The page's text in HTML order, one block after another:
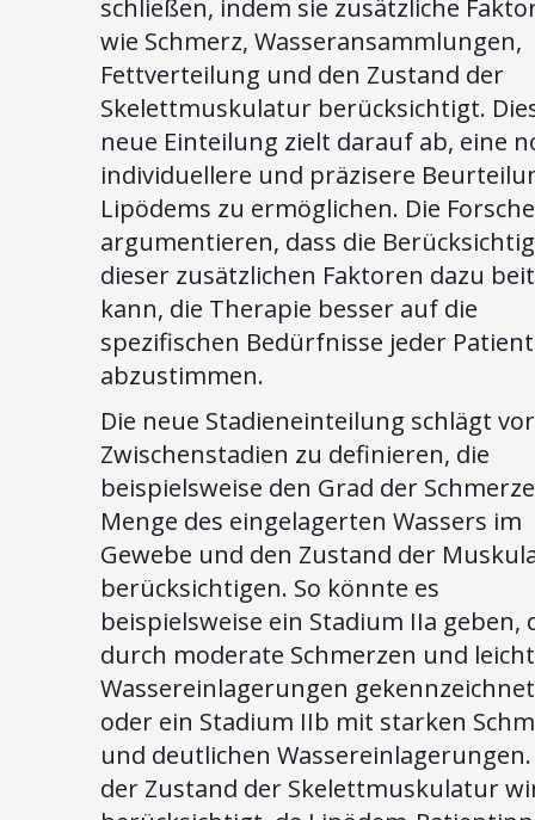
schließen, indem sie zusätzliche
wie Schmerz, Wasseransammlungen,
Fettverteilung und den Zustand der
Skelettmuskulatur berücksichtigt.
neue Einteilung zielt darauf ab, eine
individuellere und präzisere
Lipödems zu ermöglichen. Die
argumentieren, dass die
dieser zusätzlichen Faktoren dazu
kann, die Therapie besser auf die
spezifischen Bedürfnisse jeder
abzustimmen.
Die neue Stadieneinteilung schlägt
Zwischenstadien zu definieren, die
beispielsweise den Grad der
Menge des eingelagerten Wassers im
Gewebe und den Zustand der
berücksichtigen. So könnte es
beispielsweise ein Stadium IIa geben,
durch moderate Schmerzen und
Wassereinlagerungen
oder ein Stadium IIb mit starken
und deutlichen
der Zustand der Skelettmuskulatur